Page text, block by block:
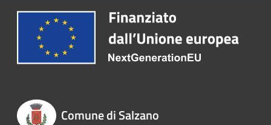
Comune di Salzano